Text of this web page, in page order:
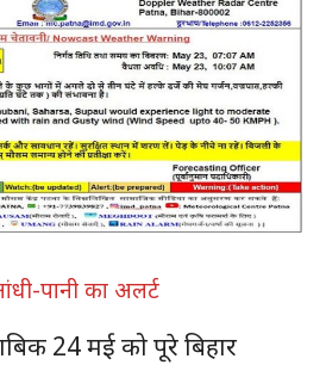
पानी का अलर्ट
24 मई को पूरे बिहार